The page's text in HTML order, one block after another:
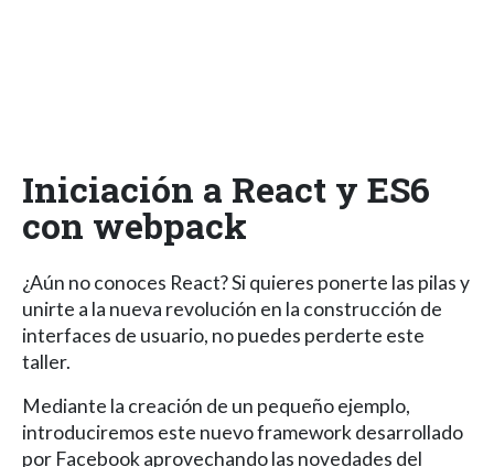
Iniciación a React y ES6
con webpack
¿Aún no conoces React? Si quieres ponerte las pilas y
unirte a la nueva revolución en la construcción de
interfaces de usuario, no puedes perderte este
taller.
Mediante la creación de un pequeño ejemplo,
introduciremos este nuevo framework desarrollado
por Facebook aprovechando las novedades del